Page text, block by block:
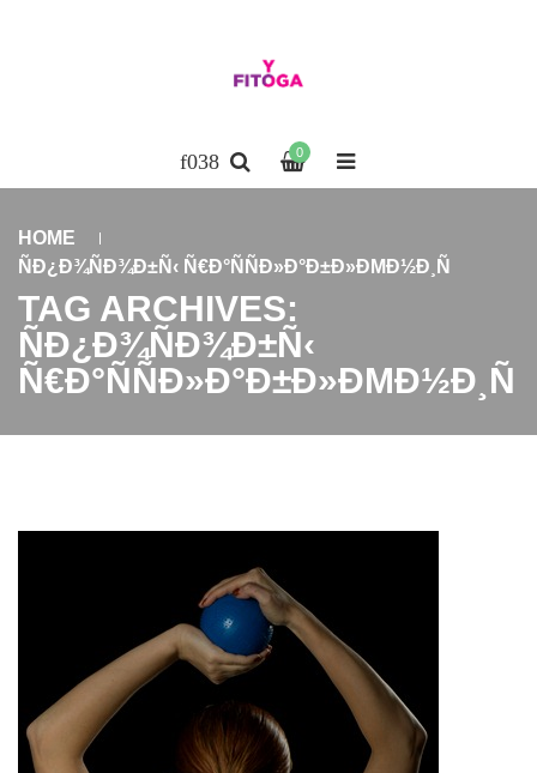
0
HOME
ÑÐ¿Ð¾ÑÐ¾Ð±Ñ‹ Ñ€Ð°ÑÑÐ»Ð°Ð±Ð»ÐΜÐ½Ð¸Ñ
TAG ARCHIVES:
ÑÐ¿Ð¾ÑÐ¾Ð±Ñ‹
Ñ€Ð°ÑÑÐ»Ð°Ð±Ð»ÐΜÐ½Ð¸Ñ